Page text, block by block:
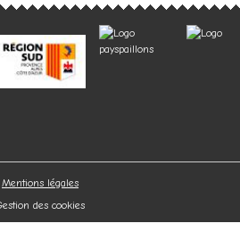
Mentions légales
des cookies